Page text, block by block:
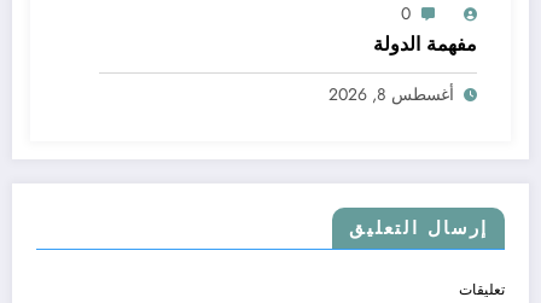
0
مفهمة الدولة
أغسطس 8, 2026
إرسال التعليق
تعليقات